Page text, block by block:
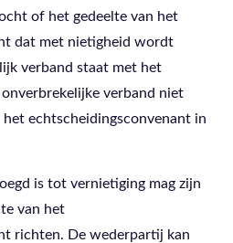
of het gedeelte van het
dat met nietigheid wordt
verband staat met het
verband niet
het echtscheidingsconvenant in
is tot vernietiging mag zijn
van het
richten. De wederpartij kan